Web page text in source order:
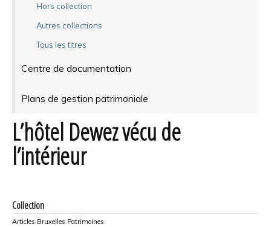
Hors collection
Autres collections
Tous les titres
Centre de documentation
Plans de gestion patrimoniale
L’hôtel Dewez vécu de
l’intérieur
Collection
Articles Bruxelles Patrimoines